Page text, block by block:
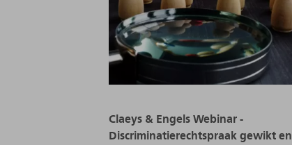
Claeys & Engels Webinar -
Discriminatierechtspraak gewikt en